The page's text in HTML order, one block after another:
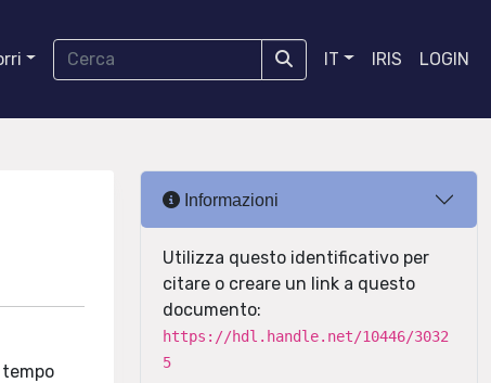
IT IRIS LOGIN
Informazioni
Utilizza questo identificativo per
citare o creare un link a questo
documento:
https://hdl.handle.net/10446/3032
5